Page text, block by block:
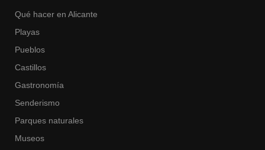
Qué hacer en Alicante
Playas
Pueblos
Castillos
Gastronomía
Senderismo
Parques naturales
Museos